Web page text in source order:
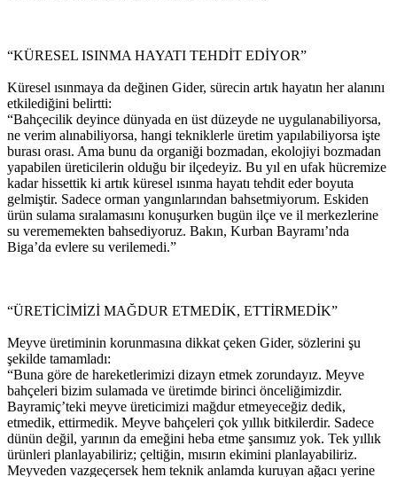
“KÜRESEL ISINMA HAYATI TEHDİT EDİYOR”
Küresel ısınmaya da değinen Gider, sürecin artık hayatın her alanını
etkilediğini belirtti:
“Bahçecilik deyince dünyada en üst düzeyde ne uygulanabiliyorsa,
ne verim alınabiliyorsa, hangi tekniklerle üretim yapılabiliyorsa işte
burası orası. Ama bunu da organiği bozmadan, ekolojiyi bozmadan
yapabilen üreticilerin olduğu bir ilçedeyiz. Bu yıl en ufak hücremize
kadar hissettik ki artık küresel ısınma hayatı tehdit eder boyuta
gelmiştir. Sadece orman yangınlarından bahsetmiyorum. Eskiden
ürün sulama sıralamasını konuşurken bugün ilçe ve il merkezlerine
su verememekten bahsediyoruz. Bakın, Kurban Bayramı’nda
Biga’da evlere su verilemedi.”
“ÜRETİCİMİZİ MAĞDUR ETMEDİK, ETTİRMEDİK”
Meyve üretiminin korunmasına dikkat çeken Gider, sözlerini şu
şekilde tamamladı:
“Buna göre de hareketlerimizi dizayn etmek zorundayız. Meyve
bahçeleri bizim sulamada ve üretimde birinci önceliğimizdir.
Bayramiç’teki meyve üreticimizi mağdur etmeyeceğiz dedik,
etmedik, ettirmedik. Meyve bahçeleri çok yıllık bitkilerdir. Sadece
dünün değil, yarının da emeğini heba etme şansımız yok. Tek yıllık
ürünleri planlayabiliriz; çeltiğin, mısırın ekimini planlayabiliriz.
Meyveden vazgeçersek hem teknik anlamda kuruyan ağacı yerine